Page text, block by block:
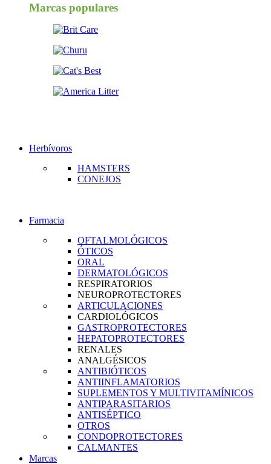
Marcas populares
Herbívoros
HAMSTERS
CONEJOS
Farmacia
OFTALMOLÓGICOS
ÓTICOS
ORAL
DERMATOLÓGICOS
RESPIRATORIOS
NEUROPROTECTORES
ARTICULACIONES
CARDIOLÓGICOS
GASTROPROTECTORES
HEPATOPROTECTORES
RENALES
ANALGÉSICOS
ANTIBIÓTICOS
ANTIINFLAMATORIOS
SUPLEMENTOS Y MULTIVITAMÍNICOS
ANTIPARASITARIOS
ANTISÉPTICO
OTROS
CONDOPROTECTORES
CALMANTES
Marcas